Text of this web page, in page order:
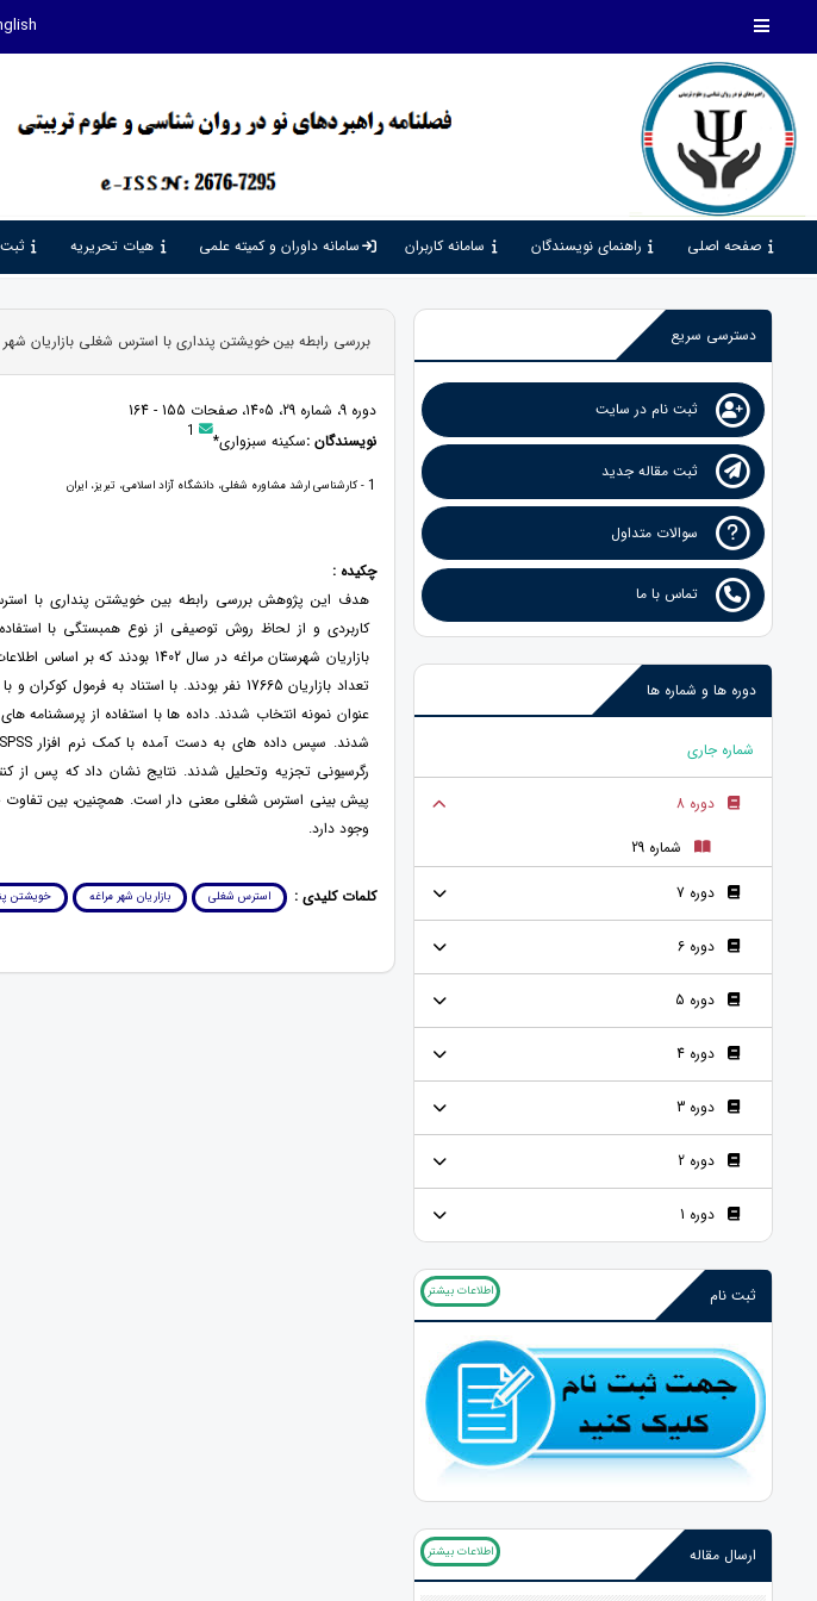
صفحه اصلی راهنمای نویسندگان سامانه کاربران سامانه داوران و کمیته علمی هیات تحریریه
دسترسی سریع
ثبت نام در سایت
ثبت مقاله جدید
سوالات متداول
تماس با ما
دوره ها و شماره ها
شماره جاری
دوره 8
شماره 29
دوره 7
دوره 6
دوره 5
دوره 4
دوره 3
دوره 2
دوره 1
ثبت نام اطلاعات بیشتر
ارسال مقاله اطلاعات بیشتر
بررسی رابطه بین خویشتن پنداری با استرس شغلی بازاریان شهر
دوره 9، شماره 29، 1405، صفحات 155 - 164
نویسندگان :سکینه سبزواری* 1
1 - کارشناسی ارشد مشاوره شغلی، دانشگاه آزاد اسلامی، تبریز، ایران
چکیده :
هدف این پژوهش بررسی رابطه بین خویشتن پنداری با
کاربردی و از لحاظ روش توصیفی از نوع همبستگی با
بازاریان شهرستان مراغه در سال
عنوان نمونه انتخاب شدند. داده ها با استفاده از
رگرسیونی تجزیه وتحلیل شدند. نتایج نشان داد که پس از
پیش بینی استرس شغلی معنی دار است. همچنین، بین تفاوت
وجود دارد.
کلمات کلیدی : استرس شغلی بازاریان شهر مراغه خویشتن